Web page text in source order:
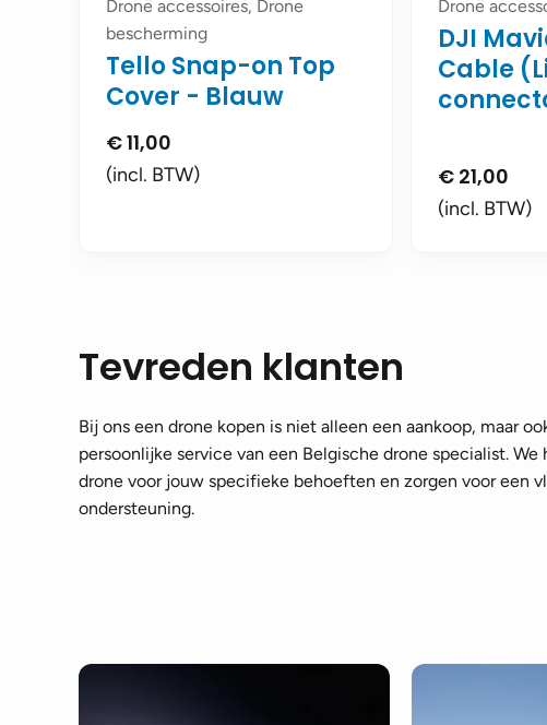
Drone accessoires, Drone
bescherming
Tello Snap-on Top
Cover - Blauw
€11,00
(incl. BTW)
Drone
DJI
Cable
€ 21,00
(incl. BTW)
Tevreden klanten
Bij ons een drone kopen is niet alleen een aankoop, maar
persoonlijke service van een Belgische drone specialist.
drone voor jouw specifieke behoeften en zorgen voor een
ondersteuning.